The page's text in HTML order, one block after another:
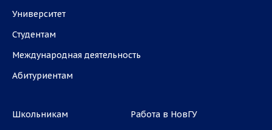
Университет
Студентам
Международная деятельность
Абитуриентам
Школьникам
Работа в НовГУ